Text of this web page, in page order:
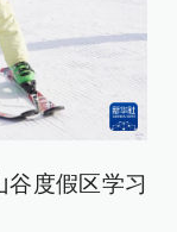
谷度假区学习